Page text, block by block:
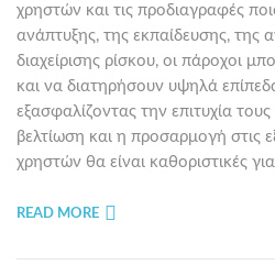
χρηστών και τις προδιαγραφές
ανάπτυξης, της εκπαίδευσης, της
διαχείρισης ρίσκου, οι πάροχοι
και να διατηρήσουν υψηλά
εξασφαλίζοντας την επιτυχία
βελτίωση και η προσαρμογή στις
χρηστών θα είναι καθοριστικές
READ MORE